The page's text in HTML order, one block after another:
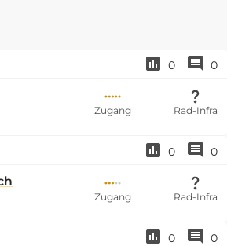
0 0
Zugang Rad-Infra
0 0
Zugang Rad-Infra
0 0